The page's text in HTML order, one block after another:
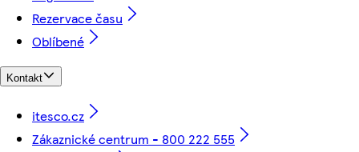
Rezervace času
Oblíbené
Kontakt
itesco.cz
Zákaznické centrum - 800 222 555